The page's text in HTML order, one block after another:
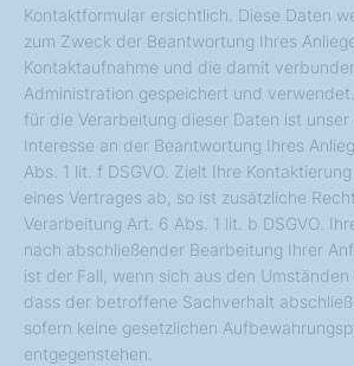
Kontaktformular ersichtlich. Diese Daten
zum Zweck der Beantwortung Ihres
Kontaktaufnahme und die damit
Administration gespeichert und
für die Verarbeitung dieser Daten ist
Interesse an der Beantwortung Ihres
Abs. 1 lit. f DSGVO. Zielt Ihre
eines Vertrages ab, so ist zusätzliche
Verarbeitung Art. 6 Abs. 1 lit. b DSGVO.
nach abschließender Bearbeitung Ihrer
ist der Fall, wenn sich aus den Umständen
dass der betroffene Sachverhalt
sofern keine gesetzlichen
entgegenstehen.